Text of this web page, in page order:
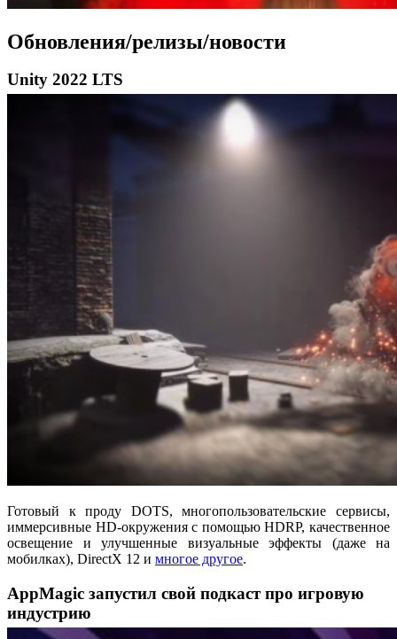
Обновления/релизы/новости
Unity 2022 LTS
Готовый к проду DOTS, многопользовательские сервисы,
иммерсивные HD-окружения с помощью HDRP, качественное
освещение и улучшенные визуальные эффекты (даже на
мобилках), DirectX 12 и многое другое.
AppMagic запустил свой подкаст про игровую
индустрию